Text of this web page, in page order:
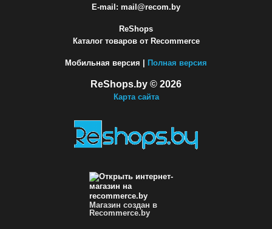
E-mail: mail@recom.by
ReShops
Каталог товаров от Recommerce
Мобильная версия | Полная версия
ReShops.by © 2026
Карта сайта
Магазин создан в
Recommerce.by